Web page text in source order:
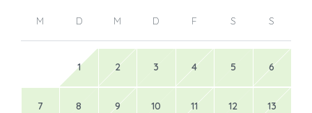
M D M D F S S
1 2 3 4 5 6
7 8 9 10 11 12 13